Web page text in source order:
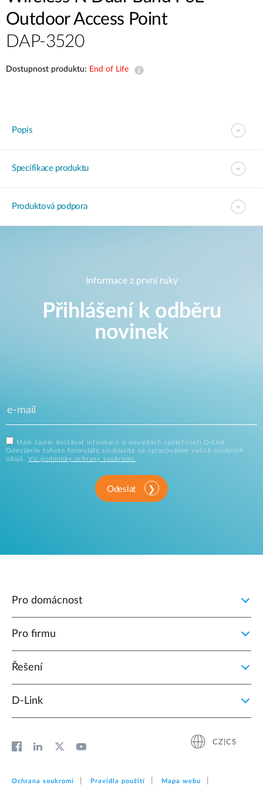
Outdoor Access Point
DAP-3520
Dostupnost produktu: End of Life
Popis
Specifikace produktu
Produktová podpora
Informace z první ruky
Přihlášení k odběru
novinek
Mám zájem dostávat informace o novinkách společnosti D-Link.
Odesláním tohoto formuláře souhlasíte se zpracováním vašich osobních
údajů. Viz podmínky ochrany soukromí.
Odeslat
Pro domácnost
Pro firmu
Řešení
D‑Link
CZ|CS
Ochrana soukromí Pravidla použití Mapa webu